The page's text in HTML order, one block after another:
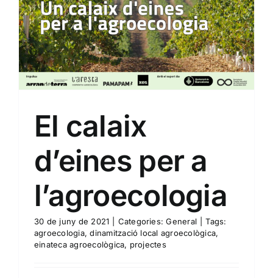
El calaix
d’eines per a
l’agroecologia
30 de juny de 2021 Categories:General
Tags:
agroecologia,dinamització local agroecològica,
einateca agroecològica, projectes